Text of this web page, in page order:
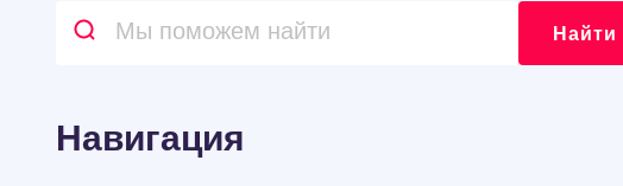
Найти
Навигация